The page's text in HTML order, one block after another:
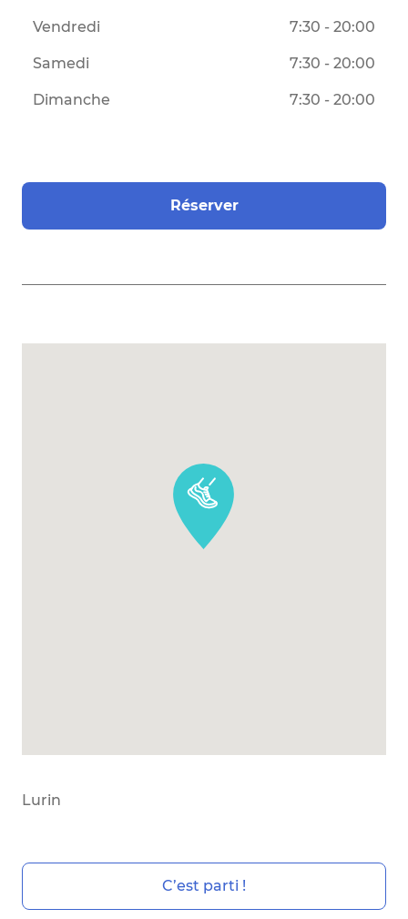
Vendredi 7:30 - 20:00
Samedi 7:30 - 20:00
Dimanche 7:30 - 20:00
Réserver
Lurin
C’est parti !